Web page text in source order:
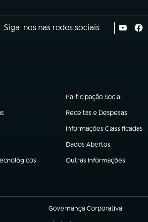
Siga-nos nas redes sociais
Participação Social
(abre em nova aba)
Receitas e Despesas
(abre em nova aba)
Informações Classificadas
(abre em nova aba)
Dados Abertos
(abre em nova aba)
Outras Informações
(abre em nova aba)
Governança Corporativa
(abre em nova aba)